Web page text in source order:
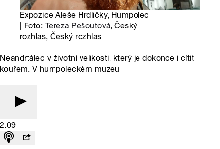
Expozice Aleše Hrdličky, Humpolec
| Foto: Tereza Pešoutová, Český
rozhlas, Český rozhlas
Neandrtálec v životní velikosti, který je dokonce i cítit
kouřem. V humpoleckém muzeu
2:09